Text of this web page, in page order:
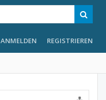
ANMELDEN REGISTRIEREN